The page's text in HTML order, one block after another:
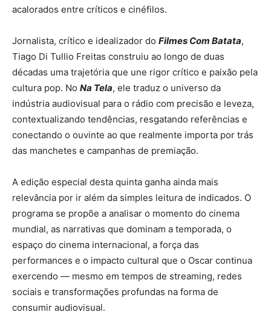
acalorados entre críticos e cinéfilos.
Jornalista, crítico e idealizador do Filmes Com Batata,
Tiago Di Tullio Freitas construiu ao longo de duas
décadas uma trajetória que une rigor crítico e paixão pela
cultura pop. No Na Tela, ele traduz o universo da
indústria audiovisual para o rádio com precisão e leveza,
contextualizando tendências, resgatando referências e
conectando o ouvinte ao que realmente importa por trás
das manchetes e campanhas de premiação.
A edição especial desta quinta ganha ainda mais
relevância por ir além da simples leitura de indicados. O
programa se propõe a analisar o momento do cinema
mundial, as narrativas que dominam a temporada, o
espaço do cinema internacional, a força das
performances e o impacto cultural que o Oscar continua
exercendo — mesmo em tempos de streaming, redes
sociais e transformações profundas na forma de
consumir audiovisual.